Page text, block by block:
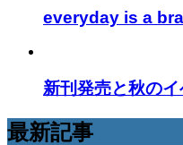
everyday is a
新刊発売と秋の
最新記事